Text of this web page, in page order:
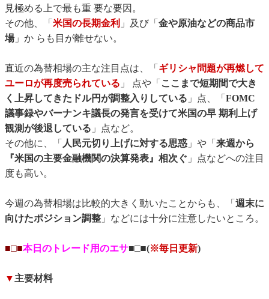
見極める上で最も重 要な要因。
その他、「 米国の長期金利 」及び「 金や原油などの商品市
場」か らも目が離せない。
直近の為替相場の主な注目点は、「 ギリシャ問題が再燃して
ユーロが再度売られている 」 点や「 ここまで短期間で大き
く上昇してきたドル円が調整入りしている 」点、「 FOMC
議事録やバーナンキ議長の発言を受けて米国の早 期利上げ
観測が後退している 」点など。
その他に、「 人民元切り上げに対する思惑 」や「 来週から
『米国の主要金融機関の決算発表』相次ぐ 」点などへの注目
度も高い。
今週の為替相場は比較的大きく動いたことからも、「 週末に
向けたポジション調整 」などには十分に注意したいところ。
■□■本日のトレード用のエサ■□■(※毎日更新)
▼主要材料